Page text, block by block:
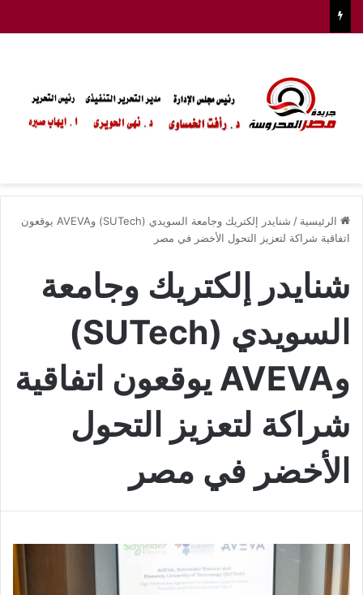
الرئيسية /
شنايدر إلكتريك وجامعة السويدي (SUTech) وAVEVA يوقعون
اتفاقية شراكة لتعزيز التحول الأخضر في مصر
شنايدر إلكتريك وجامعة
السويدي (SUTech)
وAVEVA يوقعون اتفاقية
شراكة لتعزيز التحول
الأخضر في مصر